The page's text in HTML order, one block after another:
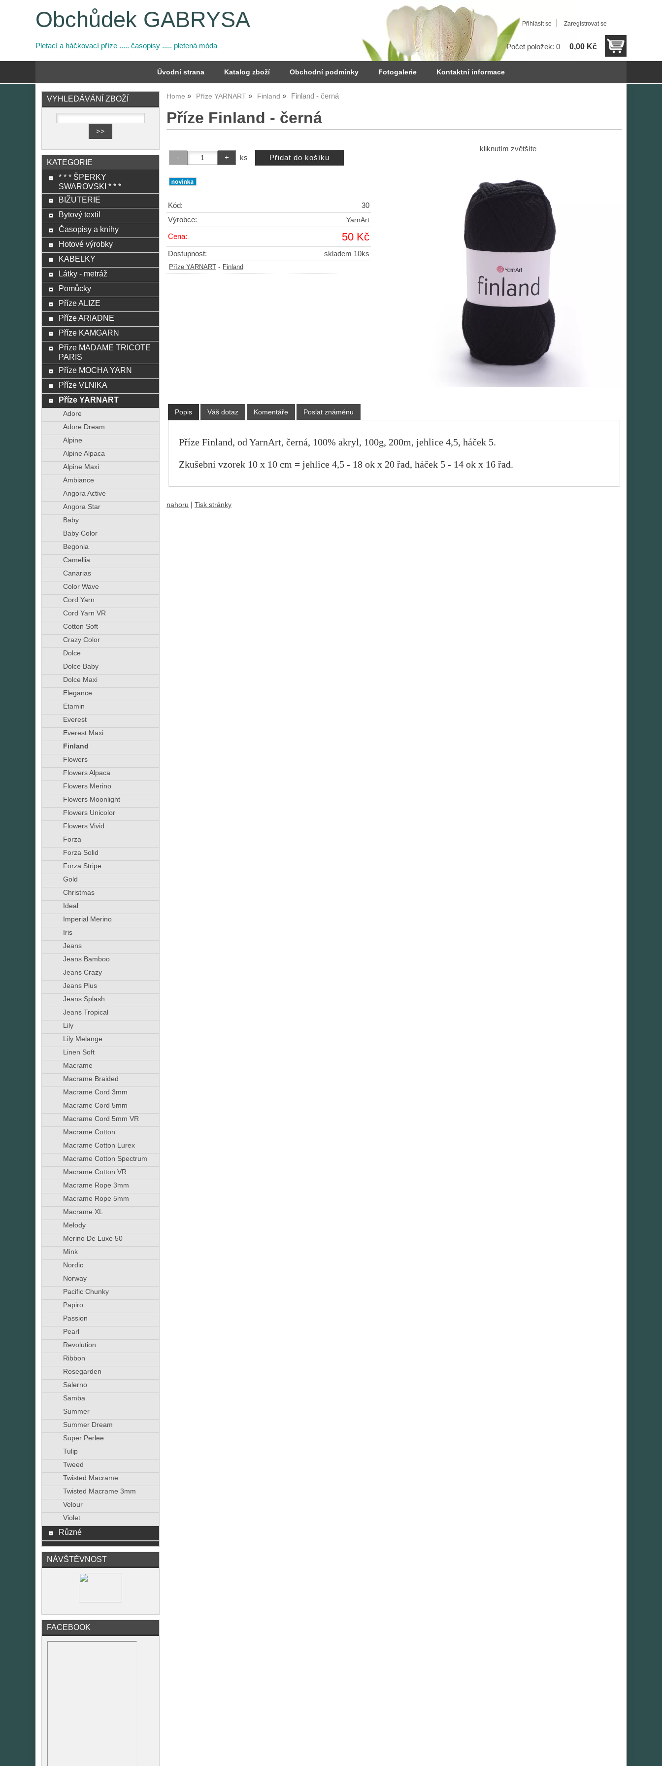
Přihlásit se Zaregistrovat se
Počet položek: 0 0,00 Kč
Obchůdek GABRYSA
Pletací a háčkovací příze ..... časopisy ..... pletená móda
Úvodní strana Katalog zboží Obchodní podmínky Fotogalerie Kontaktní informace
Home Příze YARNART Finland Finland - černá
Příze Finland - černá
kliknutím zvětšíte
ks
Kód:
30
Výrobce:
YarnArt
Cena: 50 Kč
Dostupnost: skladem 10ks
Příze YARNART - Finland
Popis Váš dotaz Komentáře Poslat známénu
Příze Finland, od YarnArt, černá, 100% akryl, 100g, 200m, jehlice 4,5, háček 5.
Zkušební vzorek 10 x 10 cm = jehlice 4,5 - 18 ok x 20 řad, háček 5 - 14 ok x 16 řad.
nahoru Tisk stránky
VYHLEDÁVÁNÍ ZBOŽÍ
KATEGORIE
* * * ŠPERKY
SWAROVSKI * * *
BIŽUTERIE
Bytový textil
Časopisy a knihy
Hotové výrobky
KABELKY
Látky - metráž
Pomůcky
Příze ALIZE
Příze ARIADNE
Příze KAMGARN
Příze MADAME TRICOTE
PARIS
Příze MOCHA YARN
Příze VLNIKA
Příze YARNART
Adore
Adore Dream
Alpine
Alpine Alpaca
Alpine Maxi
Ambiance
Angora Active
Angora Star
Baby
Baby Color
Begonia
Camellia
Canarias
Color Wave
Cord Yarn
Cord Yarn VR
Cotton Soft
Crazy Color
Dolce
Dolce Baby
Dolce Maxi
Elegance
Etamin
Everest
Everest Maxi
Finland
Flowers
Flowers Alpaca
Flowers Merino
Flowers Moonlight
Flowers Unicolor
Flowers Vivid
Forza
Forza Solid
Forza Stripe
Gold
Christmas
Ideal
Imperial Merino
Iris
Jeans
Jeans Bamboo
Jeans Crazy
Jeans Plus
Jeans Splash
Jeans Tropical
Lily
Lily Melange
Linen Soft
Macrame
Macrame Braided
Macrame Cord 3mm
Macrame Cord 5mm
Macrame Cord 5mm VR
Macrame Cotton
Macrame Cotton Lurex
Macrame Cotton Spectrum
Macrame Cotton VR
Macrame Rope 3mm
Macrame Rope 5mm
Macrame XL
Melody
Merino De Luxe 50
Mink
Nordic
Norway
Pacific Chunky
Papiro
Passion
Pearl
Revolution
Ribbon
Rosegarden
Salerno
Samba
Summer
Summer Dream
Super Perlee
Tulip
Tweed
Twisted Macrame
Twisted Macrame 3mm
Velour
Violet
Různé
NÁVŠTĚVNOST
FACEBOOK